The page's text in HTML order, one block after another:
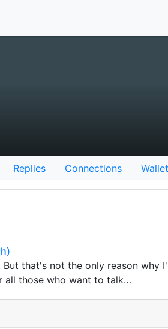
Replies Connections Wallet
that's not the only reason why
all those who want to talk…